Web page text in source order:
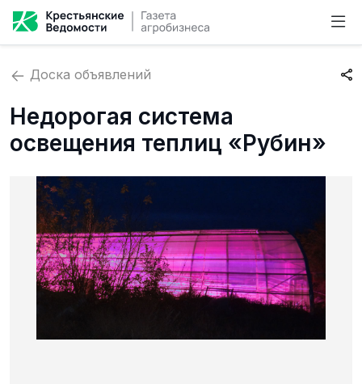
Доска объявлений
Недорогая система
освещения теплиц «Рубин»